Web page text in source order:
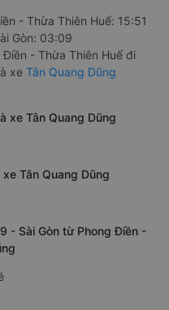
- Thừa Thiên Huế: 15:51
Gòn: 03:09
- Thừa Thiên Huế đi
xe Tân Quang Dũng
xe Tân Quang Dũng
Tân Quang Dũng
- Sài Gòn từ Phong Điền -